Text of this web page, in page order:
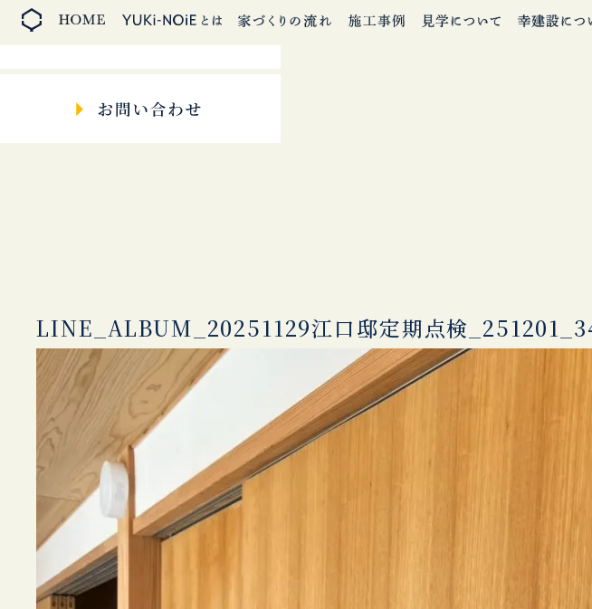
LINE_ALBUM_20251129江口邸定期点検